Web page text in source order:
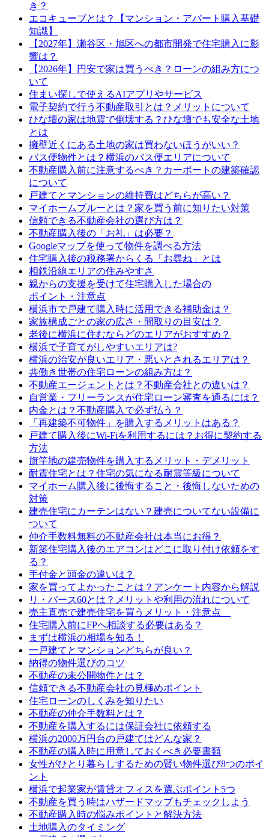
き？
エコキューブとは？【マンション・アパート購入基礎
知識】
【2027年】瀬谷区・旭区への都市開発で住宅購入に影
響は？
【2026年】円安で家は買うべき？ローンの組み方につ
いて
住まい探しで使えるAIアプリやサービス
電子契約で行う不動産取引とは？メリットについて
ひな壇の家は地震で倒壊する？ひな壇でも安全な土地
とは
擁壁近くにある土地の家は買わないほうがいい？
バス便物件とは？横浜のバス便エリアについて
不動産購入前に注意するべき？カーポートの建築確認
について
戸建てとマンションの維持費はどちらが高い？
マイホームブルーとは？家を買う前に知りたい対策
信頼できる不動産会社の選び方は？
不動産購入後の「お礼」は必要？
Googleマップを使って物件を調べる方法
住宅購入後の税務署からくる「お尋ね」とは
相鉄沿線エリアの住みやすさ
親からの支援を受けて住宅購入した場合の
ポイント・注意点
横浜市で戸建て購入時に活用できる補助金は？
家族構成ごとの家の広さ・間取りの目安は？
老後に横浜に住むならどのエリアがおすすめ？
横浜で子育てがしやすいエリアは?
横浜の治安が良いエリア・悪いとされるエリアは？
共働き世帯の住宅ローンの組み方は？
不動産エージェントとは？不動産会社との違いは？
自営業・フリーランスが住宅ローン審査を通るには？
内金とは？不動産購入で必ず払う？
「再建築不可物件」を購入するメリットはある？
戸建て購入後にWi-Fiを利用するには？お得に契約する
方法
旗竿地の建売物件を購入するメリット・デメリット
耐震住宅とは？住宅の気になる耐震等級について
マイホーム購入後に後悔すること・後悔しないための
対策
建売住宅にカーテンはない？建売についてない設備に
ついて
仲介手数料無料の不動産会社は本当にお得？
新築住宅購入後のエアコンはどこに取り付け依頼をす
る？
手付金と頭金の違いは？
家を買ってよかったことは？アンケート内容から解説
リ・バース60とは？メリットや利用の流れについて
売主直売で建売住宅を買うメリット・注意点
住宅購入前にFPへ相談する必要はある？
まずは横浜の相場を知る！
一戸建てとマンションどちらが良い？
納得の物件選びのコツ
不動産の未公開物件とは？
信頼できる不動産会社の見極めポイント
住宅ローンのしくみを知りたい
不動産の仲介手数料とは？
不動産を購入するには保証会社に依頼する
横浜の2000万円台の戸建てはどんな家？
不動産の購入時に用意しておくべき必要書類
女性がひとり暮らしするための賢い物件選び8つのポイ
ント
横浜で起業家が賃貸オフィスを選ぶポイント5つ
不動産を買う時はハザードマップもチェックしよう
不動産購入時の悩みポイントと解決方法
土地購入のタイミング